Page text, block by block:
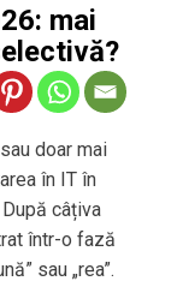
mai
doar mai
în IT în
câțiva
într-o fază
sau „rea”.